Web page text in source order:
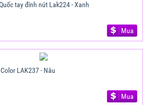
tay đính nút Lak224 - Xanh
Mua
LAK237 - Nâu
Mua